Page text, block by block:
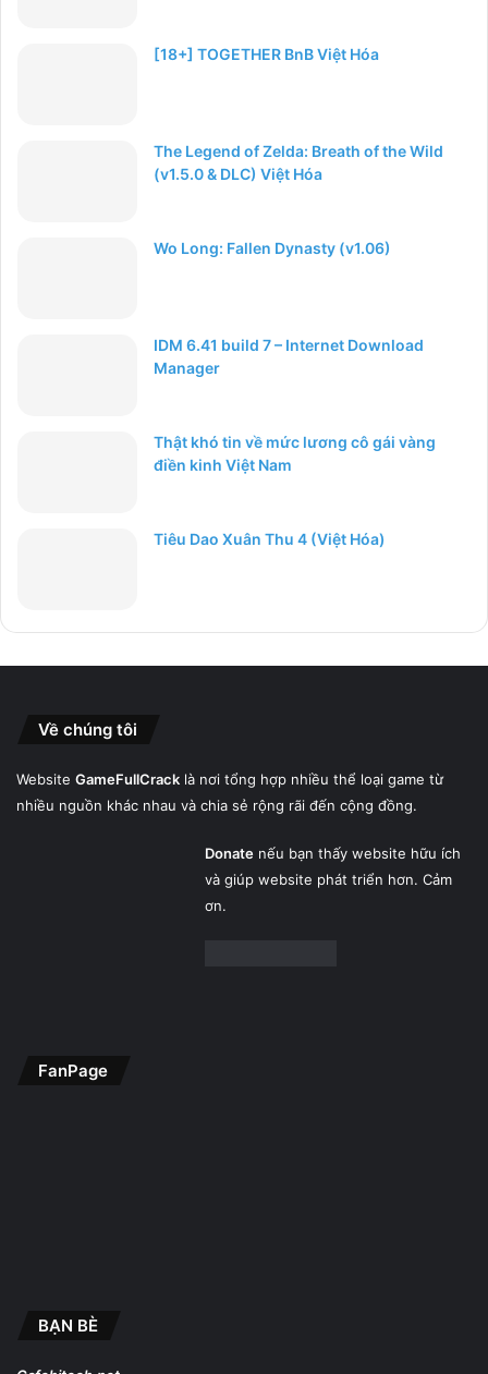
[18+] TOGETHER BnB Việt Hóa
The Legend of Zelda: Breath of the Wild
(v1.5.0 & DLC) Việt Hóa
Wo Long: Fallen Dynasty (v1.06)
IDM 6.41 build 7 – Internet Download
Manager
Thật khó tin về mức lương cô gái vàng
điền kinh Việt Nam
Tiêu Dao Xuân Thu 4 (Việt Hóa)
Về chúng tôi
Website GameFullCrack là nơi tổng hợp nhiều thể loại game từ
nhiều nguồn khác nhau và chia sẻ rộng rãi đến cộng đồng.
Donatenếu bạn thấy website hữu ích
và giúp website phát triển hơn. Cảm
ơn.
FanPage
BẠN BÈ